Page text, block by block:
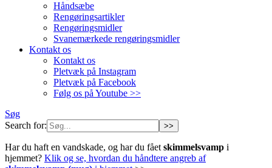
Håndsæbe
Rengøringsartikler
Rengøringsmidler
Svanemærkede rengøringsmidler
Kontakt os
Kontakt os
Pletvæk på Instagram
Pletvæk på Facebook
Følg os på Youtube >>
Søg
Search for:
Har du haft en vandskade, og har du fået skimmelsvamp i
hjemmet? Klik og se, hvordan du håndtere angreb af